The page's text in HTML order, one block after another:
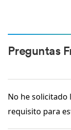
Preguntas
No he solicitado
requisito para